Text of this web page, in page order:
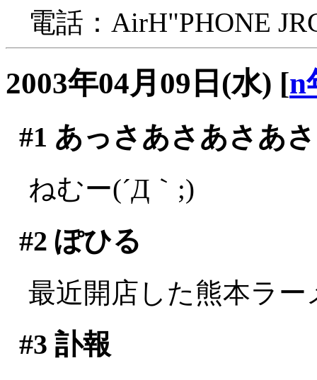
電話：AirH"PHONE
2003年04月09日(水) [n
#1 あっさあさあさあ
ねむー(´Д｀;)
#2 ぽひる
最近開店した熊本ラ
#3 訃報